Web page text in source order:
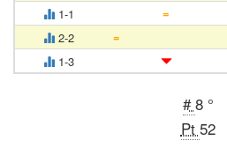
1-1
=
2-2
=
1-3
#8 °
Pt 52